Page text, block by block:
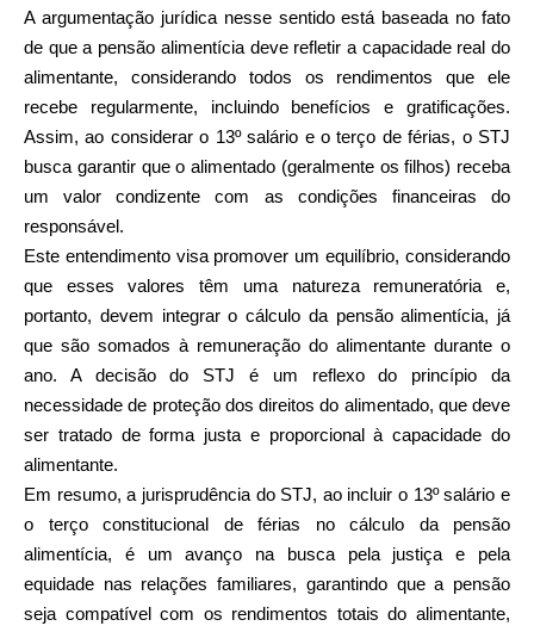
A argumentação jurídica nesse sentido está baseada no fato
de que a pensão alimentícia deve refletir a capacidade real do
alimentante, considerando todos os rendimentos que ele
recebe regularmente, incluindo benefícios e gratificações.
Assim, ao considerar o 13º salário e o terço de férias, o STJ
busca garantir que o alimentado (geralmente os filhos) receba
um valor condizente com as condições financeiras do
responsável.
Este entendimento visa promover um equilíbrio, considerando
que esses valores têm uma natureza remuneratória e,
portanto, devem integrar o cálculo da pensão alimentícia, já
que são somados à remuneração do alimentante durante o
ano. A decisão do STJ é um reflexo do princípio da
necessidade de proteção dos direitos do alimentado, que deve
ser tratado de forma justa e proporcional à capacidade do
alimentante.
Em resumo, a jurisprudência do STJ, ao incluir o 13º salário e
o terço constitucional de férias no cálculo da pensão
alimentícia, é um avanço na busca pela justiça e pela
equidade nas relações familiares, garantindo que a pensão
seja compatível com os rendimentos totais do alimentante,